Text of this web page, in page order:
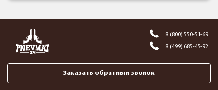
8 (800) 550-51-69
8 (499) 685-45-92
Заказать обратный звонок